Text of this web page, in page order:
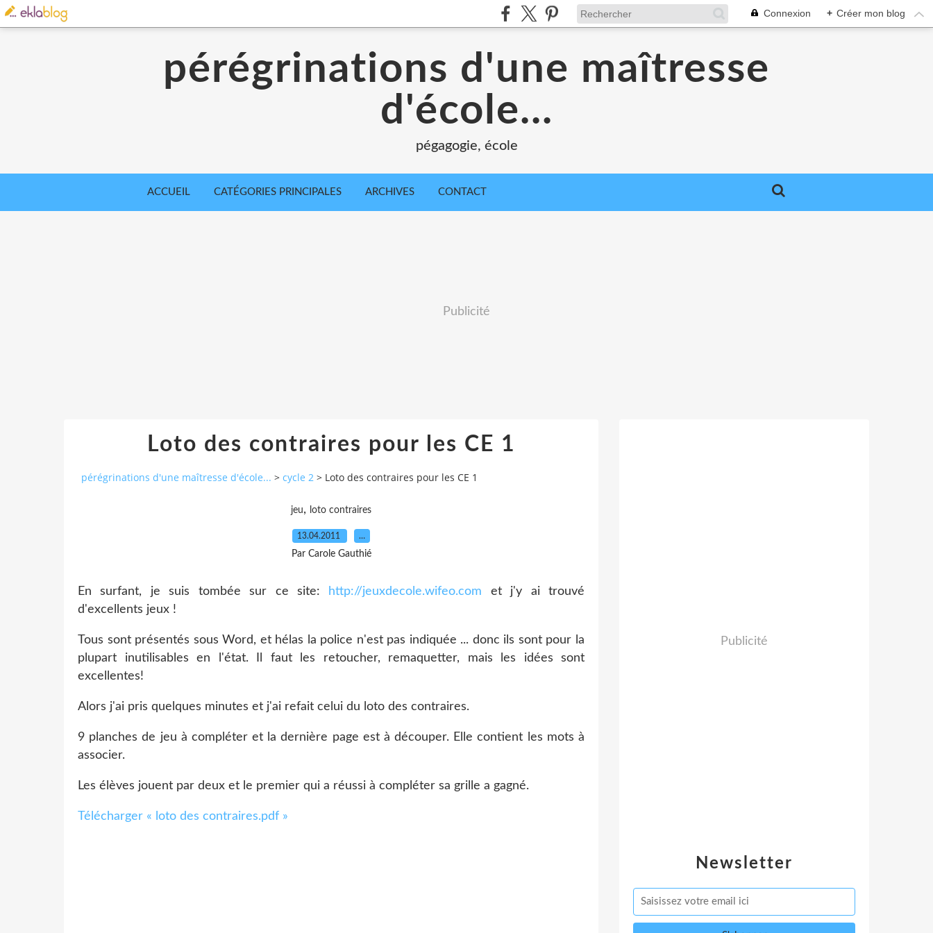
Connexion + Créer mon blog
pérégrinations d'une maîtresse
d'école...
pégagogie, école
ACCUEIL CATÉGORIES PRINCIPALES ARCHIVES CONTACT
Publicité
Loto des contraires pour les CE 1
pérégrinations d'une maîtresse d'école... > cycle 2 > Loto des contraires pour les CE 1
jeu, loto contraires
13.04.2011 …
Par Carole Gauthié
En surfant, je suis tombée sur ce site: http://jeuxdecole.wifeo.com et j'y ai trouvé
d'excellents jeux !
Tous sont présentés sous Word, et hélas la police n'est pas indiquée ... donc ils sont pour la
plupart inutilisables en l'état. Il faut les retoucher, remaquetter, mais les idées sont
excellentes!
Alors j'ai pris quelques minutes et j'ai refait celui du loto des contraires.
9 planches de jeu à compléter et la dernière page est à découper. Elle contient les mots à
associer.
Les élèves jouent par deux et le premier qui a réussi à compléter sa grille a gagné.
Télécharger « loto des contraires.pdf »
Newsletter
Publicité